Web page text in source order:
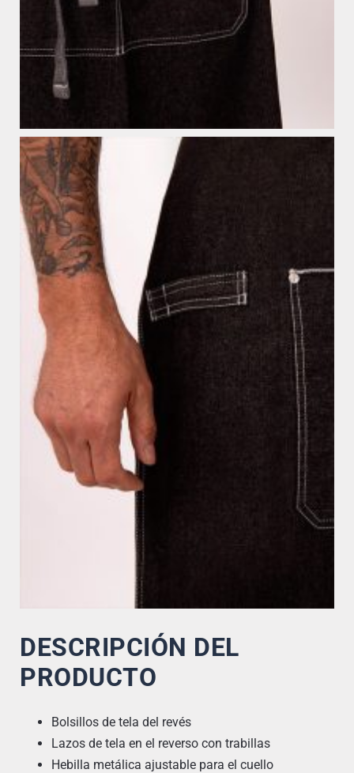
DESCRIPCIÓN DEL
PRODUCTO
Bolsillos de tela del revés
Lazos de tela en el reverso con trabillas
Hebilla metálica ajustable para el cuello